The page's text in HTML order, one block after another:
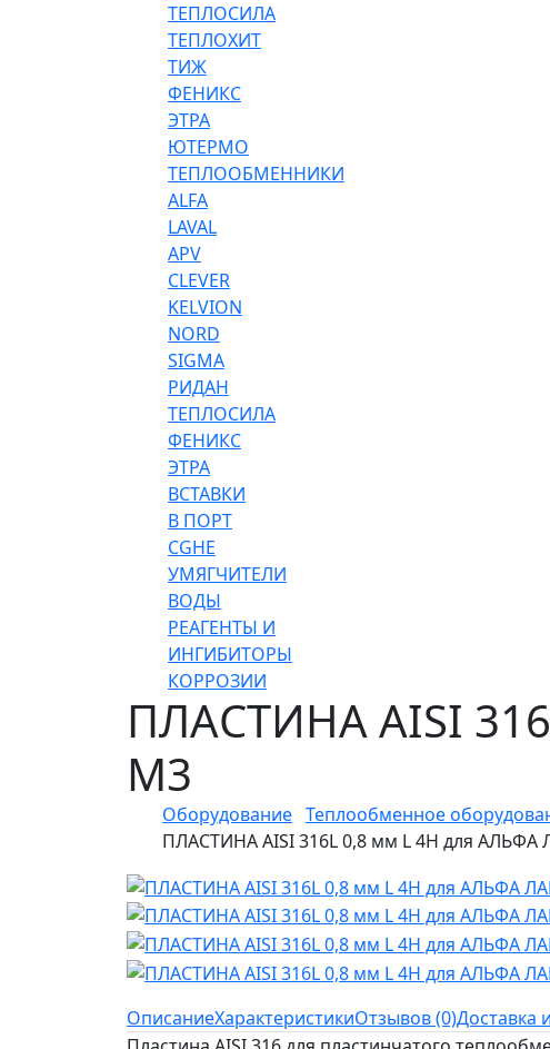
ТЕПЛОСИЛА
ТЕПЛОХИТ
ТИЖ
ФЕНИКС
ЭТРА
ЮТЕРМО
ТЕПЛООБМЕННИКИ
ALFA
LAVAL
APV
CLEVER
KELVION
NORD
SIGMA
РИДАН
ТЕПЛОСИЛА
ФЕНИКС
ЭТРА
ВСТАВКИ
В ПОРТ
CGHE
УМЯГЧИТЕЛИ
ВОДЫ
РЕАГЕНТЫ И
ИНГИБИТОРЫ
КОРРОЗИИ
ПЛАСТИНА AISI
M3
Оборудование Теплообменное
ПЛАСТИНА AISI 316L 0,8 мм L 4H для АЛЬФА
ОписаниеХарактеристикиОтзывов (0)Доставка